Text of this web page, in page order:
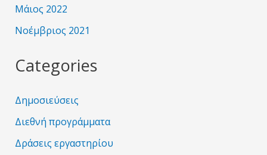
Μάιος 2022
Νοέμβριος 2021
Categories
Δημοσιεύσεις
Διεθνή προγράμματα
Δράσεις εργαστηρίου